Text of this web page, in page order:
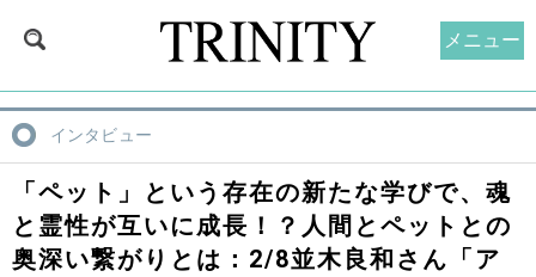
インタビュー
「ペット」という存在の新たな学びで、魂
と霊性が互いに成長！？人間とペットとの
奥深い繋がりとは：2/8並木良和さん「ア
メニュー